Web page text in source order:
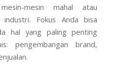
mesin mahal atau
Fokus Anda bisa
hal yang paling penting
pengembangan brand,